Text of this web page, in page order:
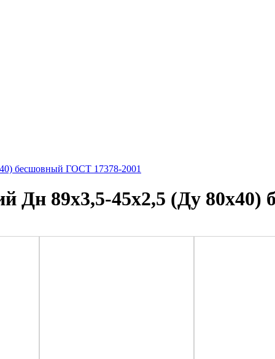
бесшовный ГОСТ 17378-2001
Дн 89х3,5-45х2,5 (Ду